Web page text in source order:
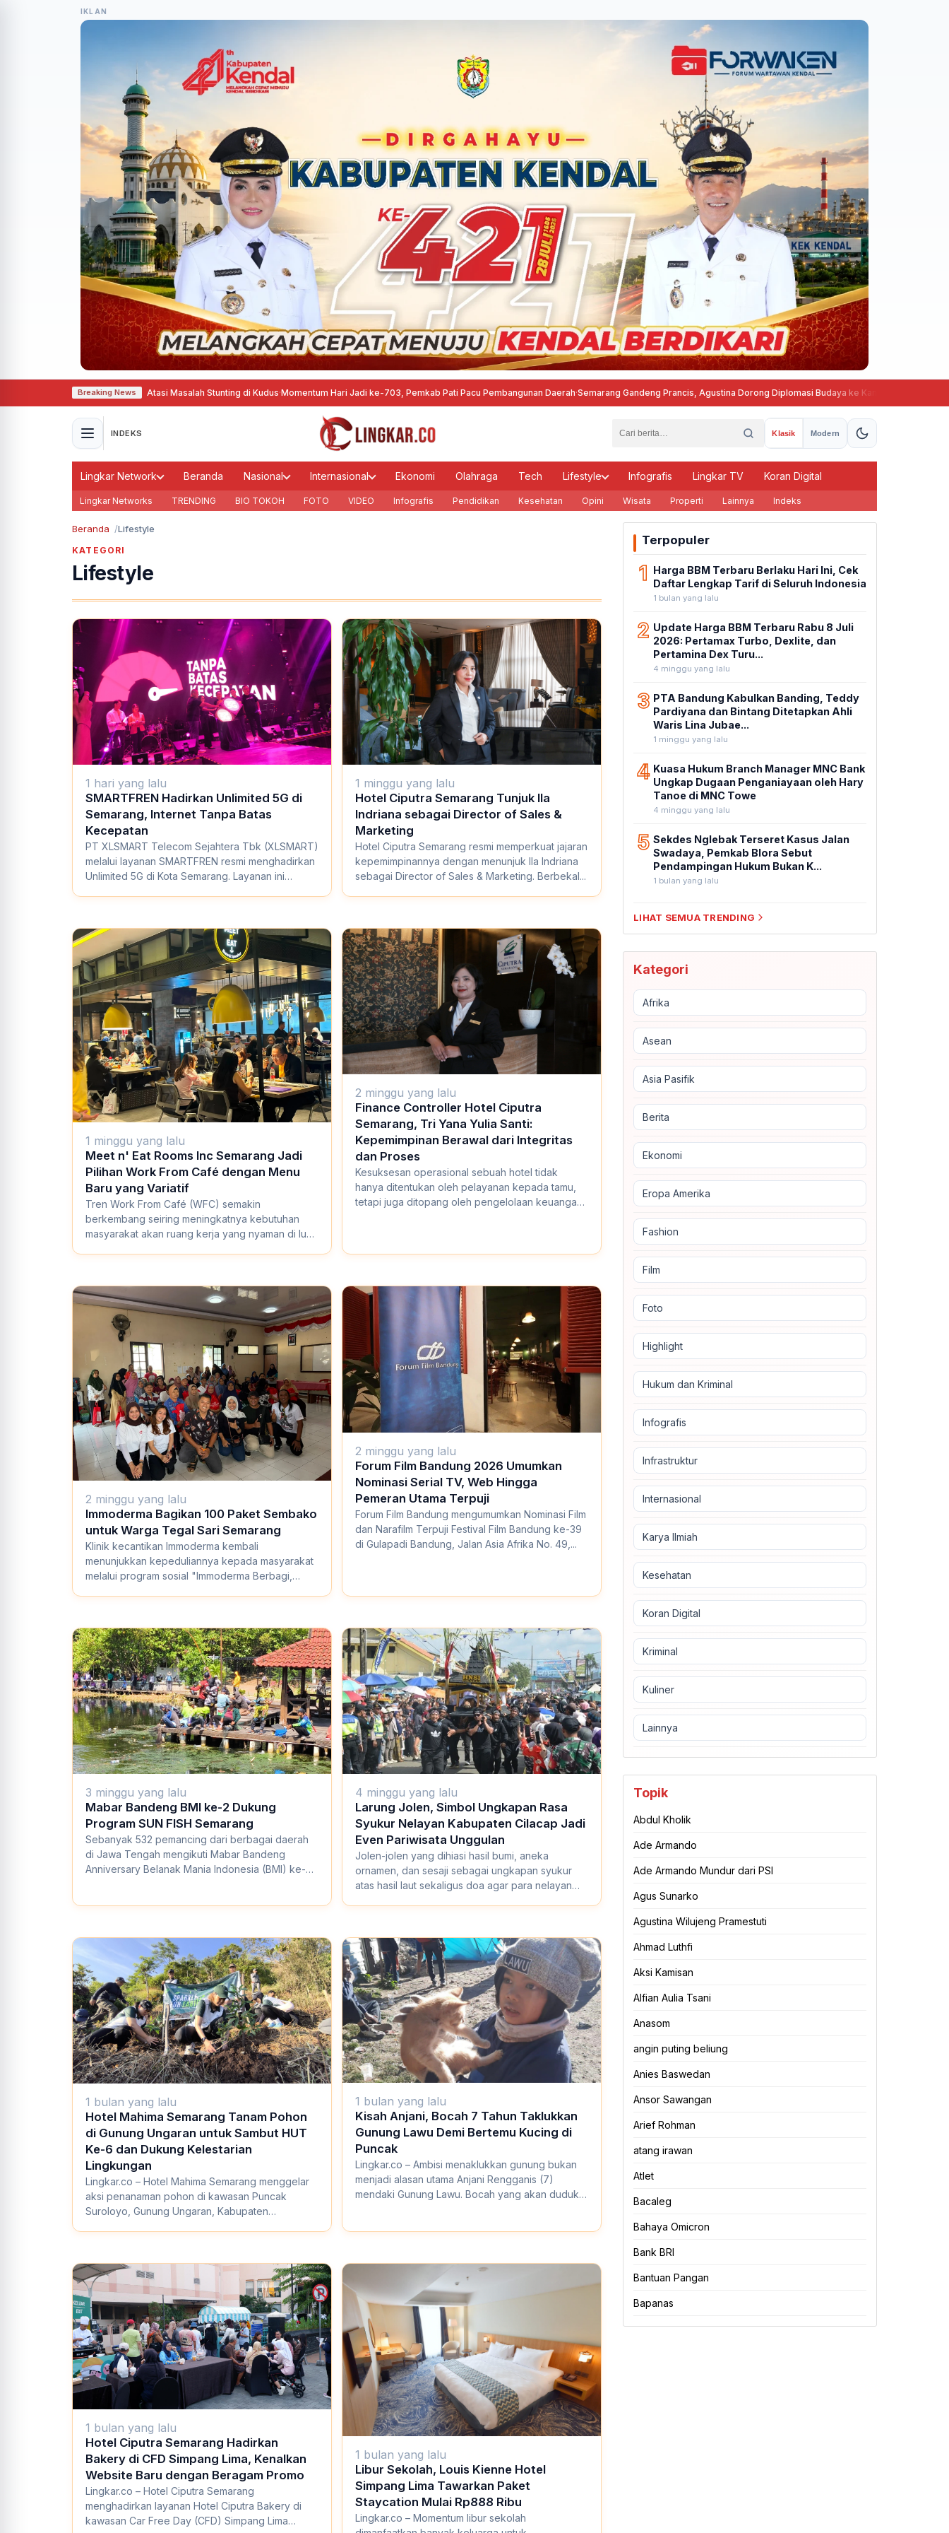
IKLAN
Breaking News
Gizine Bener Bantu Atasi Masalah Stunting di Kudus·Momentum Hari Jadi ke-703, Pemkab Pati Pacu Pembangunan Daerah·Semarang Gandeng Prancis, Agustina Dorong Diplomasi Budaya ke Kancah Global
INDEKS Klasik Modern
Lingkar Network Beranda Nasional Internasional Ekonomi Olahraga Tech Lifestyle Infografis Lingkar TV Koran Digital
Lingkar Networks TRENDING BIO TOKOH FOTO VIDEO Infografis Pendidikan Kesehatan Opini Wisata Properti Lainnya Indeks
Beranda Lifestyle
KATEGORI
Lifestyle
1 hari yang lalu
SMARTFREN Hadirkan Unlimited 5G di
Semarang, Internet Tanpa Batas
Kecepatan
PT XLSMART Telecom Sejahtera Tbk (XLSMART)
melalui layanan SMARTFREN resmi menghadirkan
Unlimited 5G di Kota Semarang. Layanan ini
1 minggu yang lalu
Hotel Ciputra Semarang Tunjuk Ila
Indriana sebagai Director of Sales &
Marketing
Hotel Ciputra Semarang resmi memperkuat jajaran
kepemimpinannya dengan menunjuk Ila Indriana
sebagai Director of Sales & Marketing. Berbekal...
1 minggu yang lalu
Meet n' Eat Rooms Inc Semarang Jadi
Pilihan Work From Café dengan Menu
Baru yang Variatif
Tren Work From Café (WFC) semakin
berkembang seiring meningkatnya kebutuhan
masyarakat akan ruang kerja yang nyaman di luar
2 minggu yang lalu
Finance Controller Hotel Ciputra
Semarang, Tri Yana Yulia Santi:
Kepemimpinan Berawal dari Integritas
dan Proses
Kesuksesan operasional sebuah hotel tidak
hanya ditentukan oleh pelayanan kepada tamu,
tetapi juga ditopang oleh pengelolaan keuangan
2 minggu yang lalu
Immoderma Bagikan 100 Paket Sembako
untuk Warga Tegal Sari Semarang
Klinik kecantikan Immoderma kembali
menunjukkan kepeduliannya kepada masyarakat
melalui program sosial "Immoderma Berbagi,
2 minggu yang lalu
Forum Film Bandung 2026 Umumkan
Nominasi Serial TV, Web Hingga
Pemeran Utama Terpuji
Forum Film Bandung mengumumkan Nominasi Film
dan Narafilm Terpuji Festival Film Bandung ke-39
di Gulapadi Bandung, Jalan Asia Afrika No. 49,...
3 minggu yang lalu
Mabar Bandeng BMI ke-2 Dukung
Program SUN FISH Semarang
Sebanyak 532 pemancing dari berbagai daerah
di Jawa Tengah mengikuti Mabar Bandeng
Anniversary Belanak Mania Indonesia (BMI) ke-2
4 minggu yang lalu
Larung Jolen, Simbol Ungkapan Rasa
Syukur Nelayan Kabupaten Cilacap Jadi
Even Pariwisata Unggulan
Jolen-jolen yang dihiasi hasil bumi, aneka
ornamen, dan sesaji sebagai ungkapan syukur
atas hasil laut sekaligus doa agar para nelayan
1 bulan yang lalu
Hotel Mahima Semarang Tanam Pohon
di Gunung Ungaran untuk Sambut HUT
Ke-6 dan Dukung Kelestarian
Lingkungan
Lingkar.co – Hotel Mahima Semarang menggelar
aksi penanaman pohon di kawasan Puncak
Suroloyo, Gunung Ungaran, Kabupaten
1 bulan yang lalu
Kisah Anjani, Bocah 7 Tahun Taklukkan
Gunung Lawu Demi Bertemu Kucing di
Puncak
Lingkar.co – Ambisi menaklukkan gunung bukan
menjadi alasan utama Anjani Rengganis (7)
mendaki Gunung Lawu. Bocah yang akan duduk
1 bulan yang lalu
Hotel Ciputra Semarang Hadirkan
Bakery di CFD Simpang Lima, Kenalkan
Website Baru dengan Beragam Promo
Lingkar.co – Hotel Ciputra Semarang
menghadirkan layanan Hotel Ciputra Bakery di
kawasan Car Free Day (CFD) Simpang Lima
1 bulan yang lalu
Libur Sekolah, Louis Kienne Hotel
Simpang Lima Tawarkan Paket
Staycation Mulai Rp888 Ribu
Lingkar.co – Momentum libur sekolah
Terpopuler
1 Harga BBM Terbaru Berlaku Hari Ini, Cek
Daftar Lengkap Tarif di Seluruh Indonesia
1 bulan yang lalu
2 Update Harga BBM Terbaru Rabu 8 Juli
2026: Pertamax Turbo, Dexlite, dan
Pertamina Dex Turu...
4 minggu yang lalu
3 PTA Bandung Kabulkan Banding, Teddy
Pardiyana dan Bintang Ditetapkan Ahli
Waris Lina Jubae...
1 minggu yang lalu
4 Kuasa Hukum Branch Manager MNC Bank
Ungkap Dugaan Penganiayaan oleh Hary
Tanoe di MNC Towe
4 minggu yang lalu
5 Sekdes Nglebak Terseret Kasus Jalan
Swadaya, Pemkab Blora Sebut
Pendampingan Hukum Bukan K...
1 bulan yang lalu
LIHAT SEMUA TRENDING
Kategori
Afrika
Asean
Asia Pasifik
Berita
Ekonomi
Eropa Amerika
Fashion
Film
Foto
Highlight
Hukum dan Kriminal
Infografis
Infrastruktur
Internasional
Karya Ilmiah
Kesehatan
Koran Digital
Kriminal
Kuliner
Lainnya
Topik
Abdul Kholik
Ade Armando
Ade Armando Mundur dari PSI
Agus Sunarko
Agustina Wilujeng Pramestuti
Ahmad Luthfi
Aksi Kamisan
Alfian Aulia Tsani
Anasom
angin puting beliung
Anies Baswedan
Ansor Sawangan
Arief Rohman
atang irawan
Atlet
Bacaleg
Bahaya Omicron
Bank BRI
Bantuan Pangan
Bapanas